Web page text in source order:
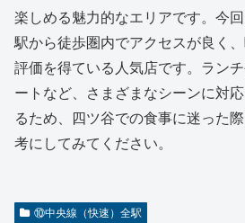
楽しめる魅力的なエリアです。今回
駅から徒歩圏内でアクセスが良く
評価を得ている人気店です。ラン
ートなど、さまざまなシーンに対
るため、四ツ谷での食事に迷った
考にしてみてください。
⑩中央線（快速）全駅